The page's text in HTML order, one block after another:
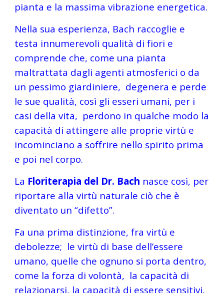
pianta e la massima vibrazione energetica.
Nella sua esperienza, Bach raccoglie e
testa innumerevoli qualità di fiori e
comprende che, come una pianta
maltrattata dagli agenti atmosferici o da
un pessimo giardiniere,  degenera e perde
le sue qualità, così gli esseri umani, per i
casi della vita,  perdono in qualche modo la
capacità di attingere alle proprie virtù e
incominciano a soffrire nello spirito prima
e poi nel corpo.
La Floriterapia del Dr. Bach nasce così, per
riportare alla virtù naturale ciò che è
diventato un “difetto”.
Fa una prima distinzione, fra virtù e
debolezze;  le virtù di base dell’essere
umano, quelle che ognuno si porta dentro,
come la forza di volontà,  la capacità di
relazionarsi, la capacità di essere sensitivi,